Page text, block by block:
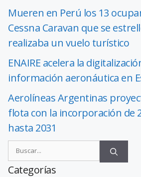
Mueren en Perú los 13
Cessna Caravan que se
realizaba un vuelo turístico
ENAIRE acelera la
información aeronáutica en
Aerolíneas Argentinas
flota con la incorporación de
hasta 2031
Categorías